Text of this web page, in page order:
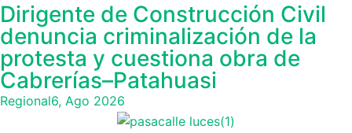
Dirigente de Construcción Civil
denuncia criminalización de la
protesta y cuestiona obra de
Cabrerías–Patahuasi
Regional6, Ago 2026